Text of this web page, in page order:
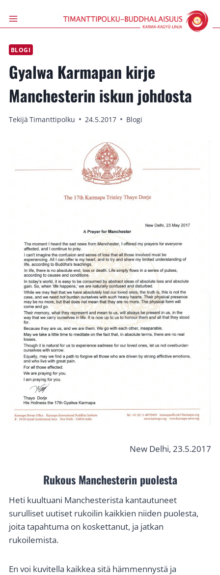
sisältöön
BLOGI
Gyalwa Karmapan kirje
Manchesterin iskun johdosta
Tekijä Timanttipolku 24.5.2017 Blogi
New Delhi, 23.5.2017
Rukous Manchesterin puolesta
Heti kuultuani Manchesterista kantautuneet
surulliset uutiset rukoilin kaikkien niiden puolesta,
joita tapahtuma on koskettanut, ja jatkan
rukoilemista.
En voi kuvitella kaikkea sitä hämmennystä ja